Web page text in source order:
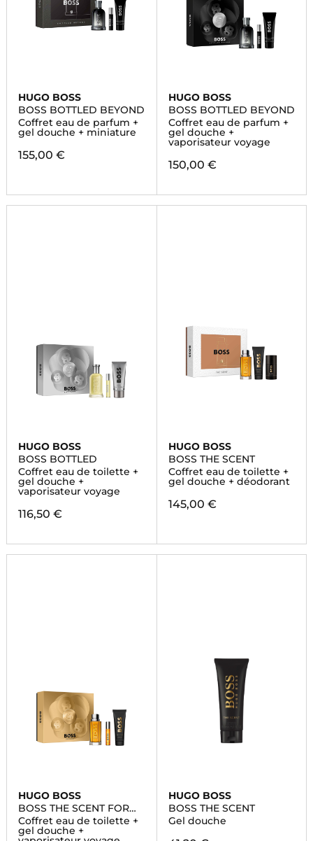
HUGO BOSS
BOSS BOTTLED BEYOND
Coffret eau de parfum +
gel douche + miniature
155,00 €
HUGO BOSS
BOSS BOTTLED BEYOND
Coffret eau de parfum +
gel douche +
vaporisateur voyage
150,00 €
HUGO BOSS
BOSS BOTTLED
Coffret eau de toilette +
gel douche +
vaporisateur voyage
116,50 €
HUGO BOSS
BOSS THE SCENT
Coffret eau de toilette +
gel douche + déodorant
145,00 €
HUGO BOSS
BOSS THE SCENT FOR
HIM
Coffret eau de toilette +
gel douche +
HUGO BOSS
BOSS THE SCENT
Gel douche